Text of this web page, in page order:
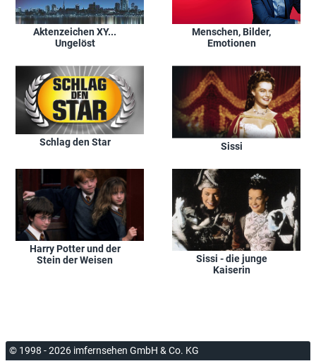
Aktenzeichen XY...
Ungelöst
Menschen, Bilder,
Emotionen
Schlag den Star Sissi
Harry Potter und der
Stein der Weisen
Sissi - die junge
Kaiserin
© 1998 - 2026 imfernsehen GmbH & Co. KG